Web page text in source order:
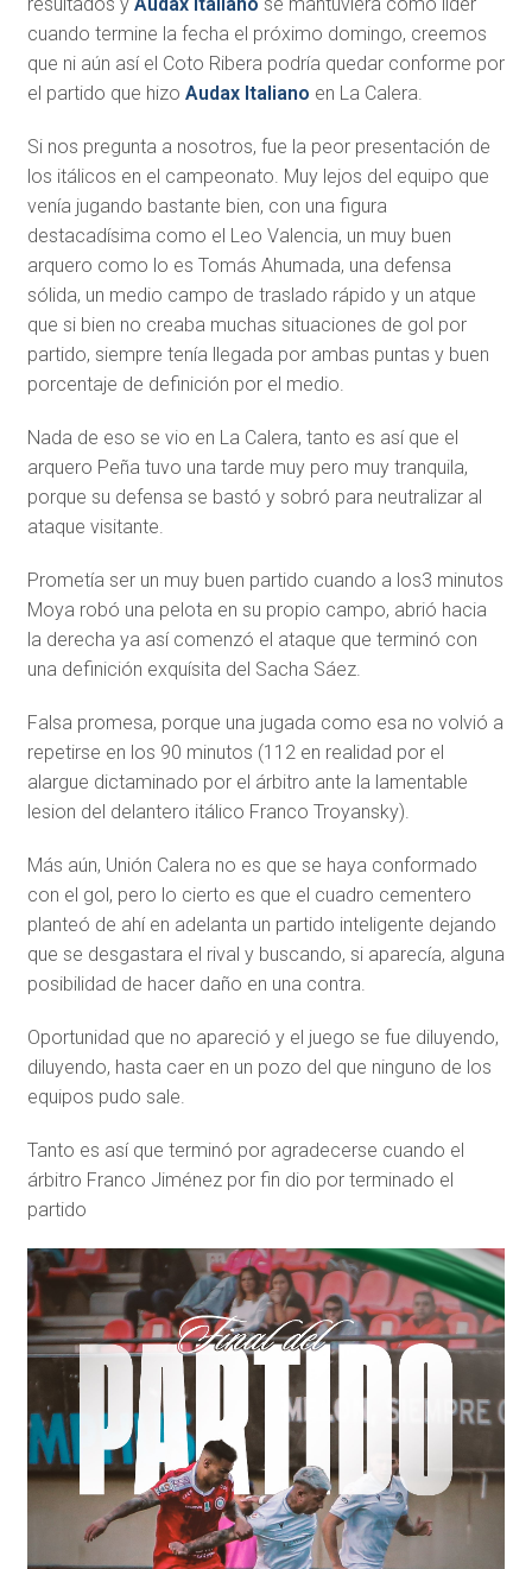
cuando termine la fecha el próximo domingo, creemos
que ni aún así el Coto Ribera podría quedar conforme por
el partido que hizo Audax Italiano en La Calera.
Si nos pregunta a nosotros, fue la peor presentación de
los itálicos en el campeonato. Muy lejos del equipo que
venía jugando bastante bien, con una figura
destacadísima como el Leo Valencia, un muy buen
arquero como lo es Tomás Ahumada, una defensa
sólida, un medio campo de traslado rápido y un atque
que si bien no creaba muchas situaciones de gol por
partido, siempre tenía llegada por ambas puntas y buen
porcentaje de definición por el medio.
Nada de eso se vio en La Calera, tanto es así que el
arquero Peña tuvo una tarde muy pero muy tranquila,
porque su defensa se bastó y sobró para neutralizar al
ataque visitante.
Prometía ser un muy buen partido cuando a los3 minutos
Moya robó una pelota en su propio campo, abrió hacia
la derecha ya así comenzó el ataque que terminó con
una definición exquísita del Sacha Sáez.
Falsa promesa, porque una jugada como esa no volvió a
repetirse en los 90 minutos (112 en realidad por el
alargue dictaminado por el árbitro ante la lamentable
lesion del delantero itálico Franco Troyansky).
Más aún, Unión Calera no es que se haya conformado
con el gol, pero lo cierto es que el cuadro cementero
planteó de ahí en adelanta un partido inteligente dejando
que se desgastara el rival y buscando, si aparecía, alguna
posibilidad de hacer daño en una contra.
Oportunidad que no apareció y el juego se fue diluyendo,
diluyendo, hasta caer en un pozo del que ninguno de los
equipos pudo sale.
Tanto es así que terminó por agradecerse cuando el
árbitro Franco Jiménez por fin dio por terminado el
partido